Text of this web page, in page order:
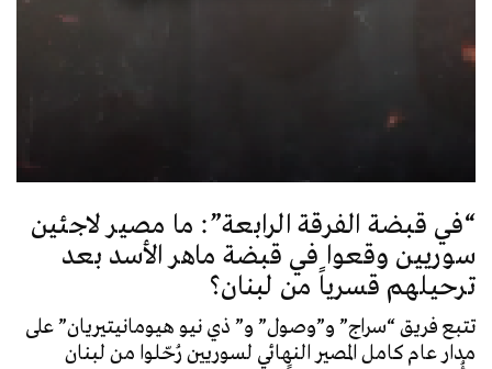
“في قبضة الفرقة الرابعة”: ما مصير لاجئين
سوريين وقعوا في قبضة ماهر الأسد بعد
ترحيلهم قسرياً من لبنان؟
تتبع فريق “سراج” و”وصول” و” ذي نيو هيومانيتيريان” على
مدار عام كامل المصير النهائي لسوريين رُحّلوا من لبنان